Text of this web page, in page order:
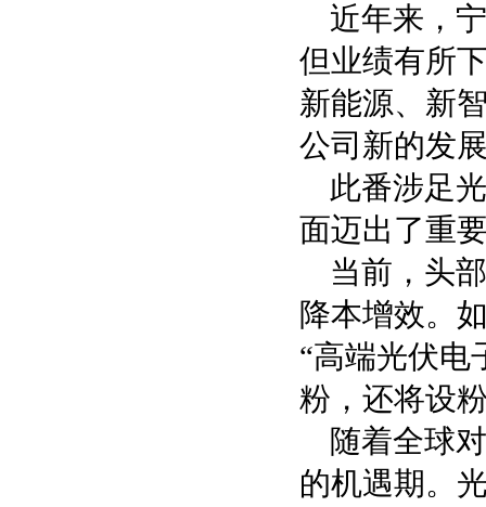
近年来，
但业绩有所
新能源、新
公司新的发
此番涉足
面迈出了重
当前，头
降本增效。
“高端光伏电
粉，还将设
随着全球
的机遇期。